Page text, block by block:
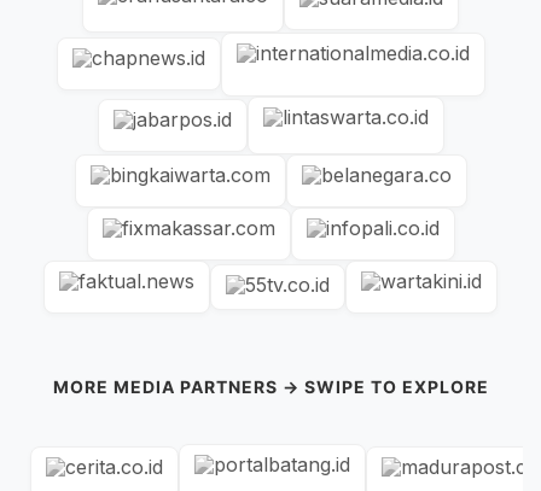
MORE MEDIA PARTNERS → SWIPE TO EXPLORE